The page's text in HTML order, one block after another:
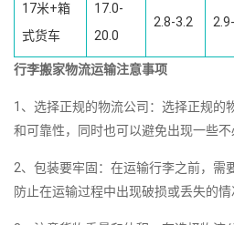
17米+箱
式货车
17.0-
20.0
2.8-3.2
行李搬家物流运输注意事项
1、选择正规的物流公司：选择正规的
和可靠性，同时也可以避免出现一些不
2、包装要牢固：在运输行李之前，需
防止在运输过程中出现破损或丢失的情